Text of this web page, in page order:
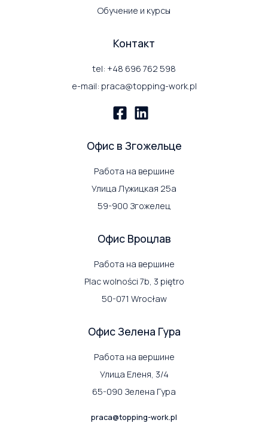
Обучение и курсы
Контакт
tel: +48 696 762 598
e-mail: praca@topping-work.pl
Офис в Згожельце
Работа на вершине
Улица Лужицкая 25a
59-900 Згожелец
Офис Вроцлав
Работа на вершине
Plac wolności 7b, 3 piętro
50-071 Wrocław
Офис Зелена Гура
Работа на вершине
Улица Еленя, 3/4
65-090 Зелена Гура
praca@topping-work.pl